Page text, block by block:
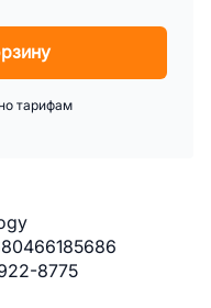
8775
тарифам